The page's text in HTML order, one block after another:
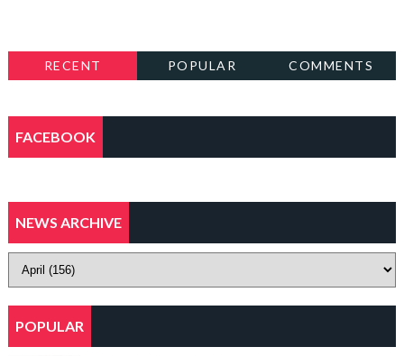
RECENT POPULAR COMMENTS
FACEBOOK
NEWS ARCHIVE
POPULAR